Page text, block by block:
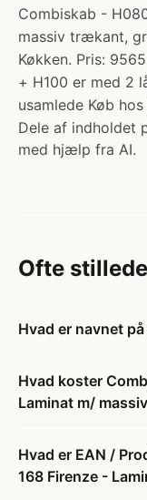
Combiskab -
massiv trækant,
Køkken. Pris:
+ H100 er med 2
usamlede Køb
Dele af indholdet
med hjælp fra AI.
Ofte
Hvad er navnet
Hvad koster
Laminat m/
Hvad er EAN /
168 Firenze -